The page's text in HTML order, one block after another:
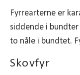
Fyrrearterne er
siddende i
to nåle i bundtet.
Skovfyr